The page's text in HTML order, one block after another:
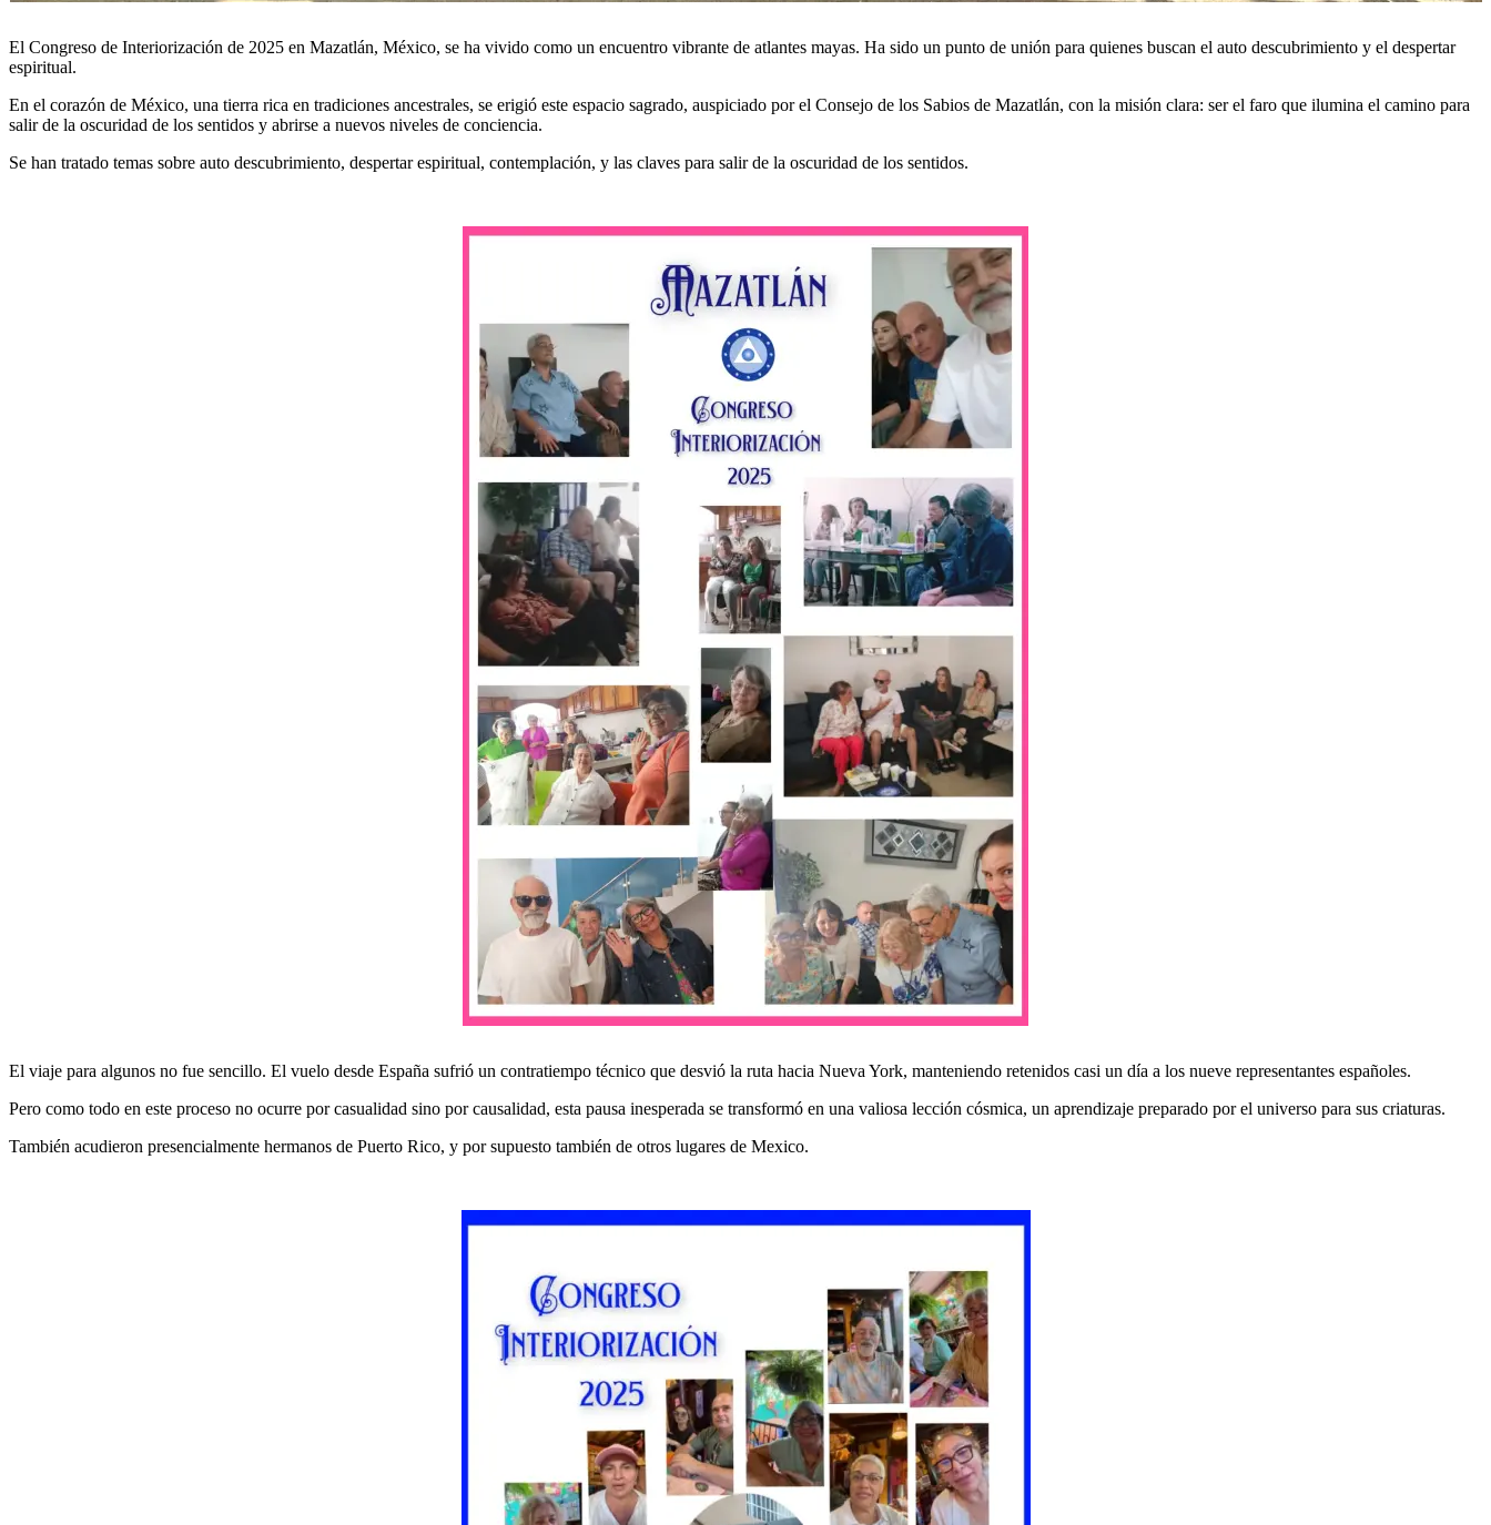
El Congreso de Interiorización de 2025 en Mazatlán, México, se ha vivido como un encuentro vibrante de atlantes mayas. Ha sido un punto de unión para quienes buscan el auto descubrimiento y el despertar
espiritual.
En el corazón de México, una tierra rica en tradiciones ancestrales, se erigió este espacio sagrado, auspiciado por el Consejo de los Sabios de Mazatlán, con la misión clara: ser el faro que ilumina el camino para
salir de la oscuridad de los sentidos y abrirse a nuevos niveles de conciencia.
Se han tratado temas sobre auto descubrimiento, despertar espiritual, contemplación, y las claves para salir de la oscuridad de los sentidos.
El viaje para algunos no fue sencillo. El vuelo desde España sufrió un contratiempo técnico que desvió la ruta hacia Nueva York, manteniendo retenidos casi un día a los nueve representantes españoles.
Pero como todo en este proceso no ocurre por casualidad sino por causalidad, esta pausa inesperada se transformó en una valiosa lección cósmica, un aprendizaje preparado por el universo para sus criaturas.
También acudieron presencialmente hermanos de Puerto Rico, y por supuesto también de otros lugares de Mexico.